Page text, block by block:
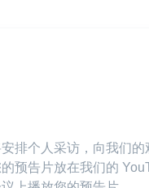
放包容的理念——无论制作
使你的作品没有拿奖，也
排个人采访，向我们的
预告片放在我们的